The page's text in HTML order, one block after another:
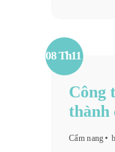
08 Th11
Công
thành
Cẩm nang